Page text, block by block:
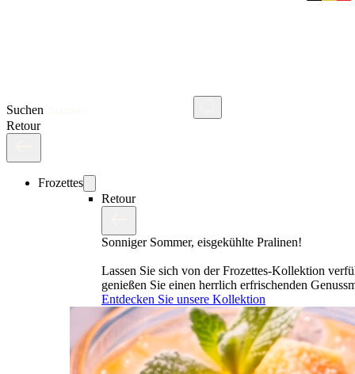
Suchen
Retour
Frozettes
Retour
Sonniger Sommer, eisgekühlte Pralinen!
Lassen Sie sich von der Frozettes-Kollektion
genießen Sie einen herrlich erfrischenden
Entdecken Sie unsere Kollektion